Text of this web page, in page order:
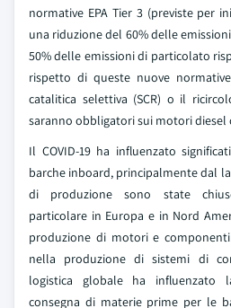
normative EPA Tier 3 (previste per
una riduzione del 60% delle
50% delle emissioni di particolato
rispetto di queste nuove
catalitica selettiva (SCR) o il
saranno obbligatori sui motori diesel
Il COVID-19 ha influenzato
barche inboard, principalmente dal
di produzione sono state
particolare in Europa e in Nord
produzione di motori e
nella produzione di sistemi di
logistica globale ha influenzato
consegna di materie prime per le